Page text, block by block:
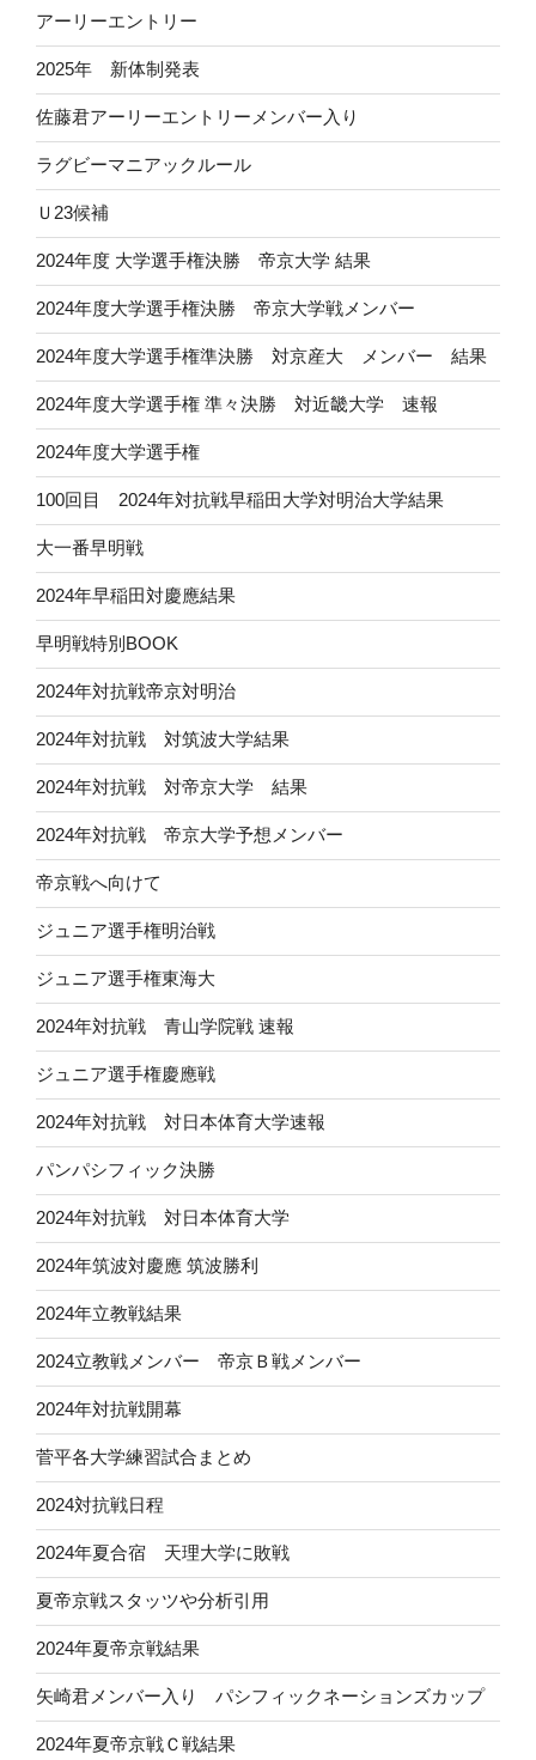
アーリーエントリー
2025年 新体制発表
佐藤君アーリーエントリーメンバー入り
ラグビーマニアックルール
Ｕ23候補
2024年度 大学選手権決勝 帝京大学 結果
2024年度大学選手権決勝 帝京大学戦メンバー
2024年度大学選手権準決勝 対京産大 メンバー 結果
2024年度大学選手権 準々決勝 対近畿大学 速報
2024年度大学選手権
100回目 2024年対抗戦早稲田大学対明治大学結果
大一番早明戦
2024年早稲田対慶應結果
早明戦特別BOOK
2024年対抗戦帝京対明治
2024年対抗戦 対筑波大学結果
2024年対抗戦 対帝京大学 結果
2024年対抗戦 帝京大学予想メンバー
帝京戦へ向けて
ジュニア選手権明治戦
ジュニア選手権東海大
2024年対抗戦 青山学院戦 速報
ジュニア選手権慶應戦
2024年対抗戦 対日本体育大学速報
パンパシフィック決勝
2024年対抗戦 対日本体育大学
2024年筑波対慶應 筑波勝利
2024年立教戦結果
2024立教戦メンバー 帝京Ｂ戦メンバー
2024年対抗戦開幕
菅平各大学練習試合まとめ
2024対抗戦日程
2024年夏合宿 天理大学に敗戦
夏帝京戦スタッツや分析引用
2024年夏帝京戦結果
矢崎君メンバー入り パシフィックネーションズカップ
2024年夏帝京戦Ｃ戦結果